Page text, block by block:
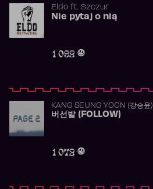
Eldoft. Szczur
Nie pytaj o nią
1 092
KANG SEUNG YOON (강승윤)
버선발 (FOLLOW)
1 072